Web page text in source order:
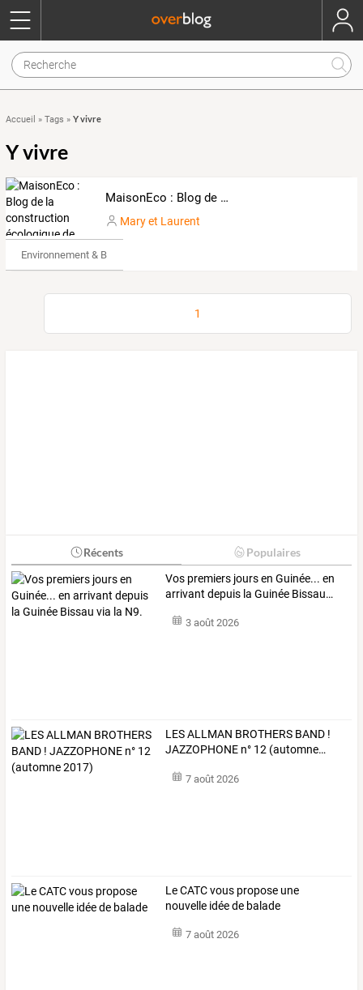
Accueil » Tags » Y vivre
Y vivre
MaisonEco : Blog de la construction écologique de notre maison
Mary et Laurent
Environnement & Bio
1
Récents Populaires
Vos premiers joursen Guinée... en
arrivant depuis la Guinée Bissau…
3 août 2026
LESALLMAN BROTHERS BAND !
JAZZOPHONE n° 12 (automne…
7 août 2026
Le CATC vous propose une
nouvelle idée de balade
7 août 2026